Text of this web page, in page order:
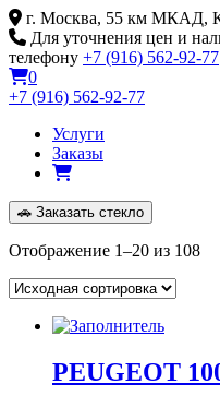
Skip
to
content
г. Москва, 55 км МКАД,
Для уточнения цен и
телефону +7 (916) 562-92-77
0
+7 (916) 562-92-77
Услуги
Заказы
🚗 Заказать стекло
Отображение 1–20 из 108
PEUGEOT